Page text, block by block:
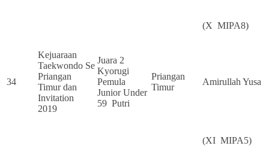
(X MIPA8)
34
Kejuaraan
Taekwondo Se
Priangan
Timur dan
Invitation
2019
Juara 2
Kyorugi
Pemula
Junior Under
59 Putri
Priangan
Timur
Amirullah Yusa
(XI MIPA5)